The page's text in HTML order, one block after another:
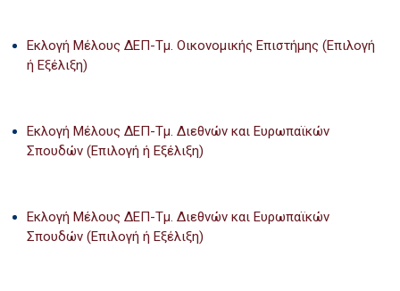
Εκλογή Μέλους ΔΕΠ-Τμ. Οικονομικής Επιστήμης (Επιλογή
ή Εξέλιξη)
Εκλογή Μέλους ΔΕΠ-Τμ. Διεθνών και Ευρωπαϊκών
Σπουδών (Επιλογή ή Εξέλιξη)
Εκλογή Μέλους ΔΕΠ-Τμ. Διεθνών και Ευρωπαϊκών
Σπουδών (Επιλογή ή Εξέλιξη)